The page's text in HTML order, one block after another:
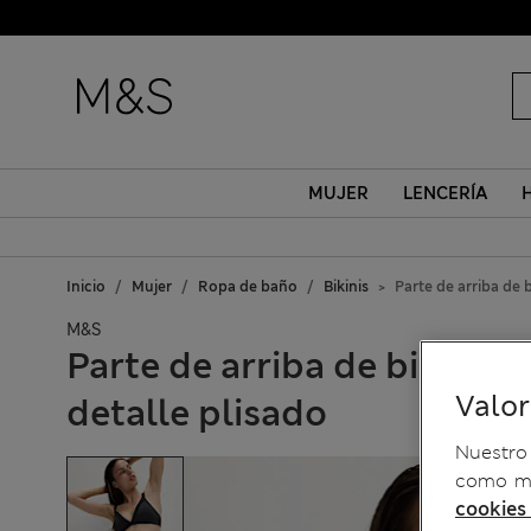
MUJER LENCERÍA
Inicio Mujer Ropa de baño Bikinis Parte de arriba de
M&S
Parte de arriba de bikini
detalle plisado
como